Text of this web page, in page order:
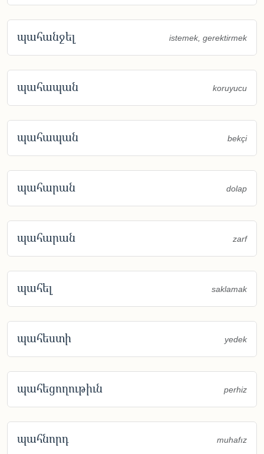
պահանջել istemek, gerektirmek
պահապան koruyucu
պահապան bekçi
պահարան dolap
պահարան zarf
պահել saklamak
պահեստի yedek
պահեցողութիւն perhiz
պահնորդ muhafız